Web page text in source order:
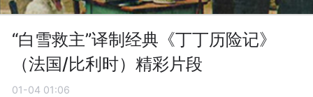
“白雪救主”译制经典《丁丁历险记》
（法国/比利时）精彩片段
01-04 01:06